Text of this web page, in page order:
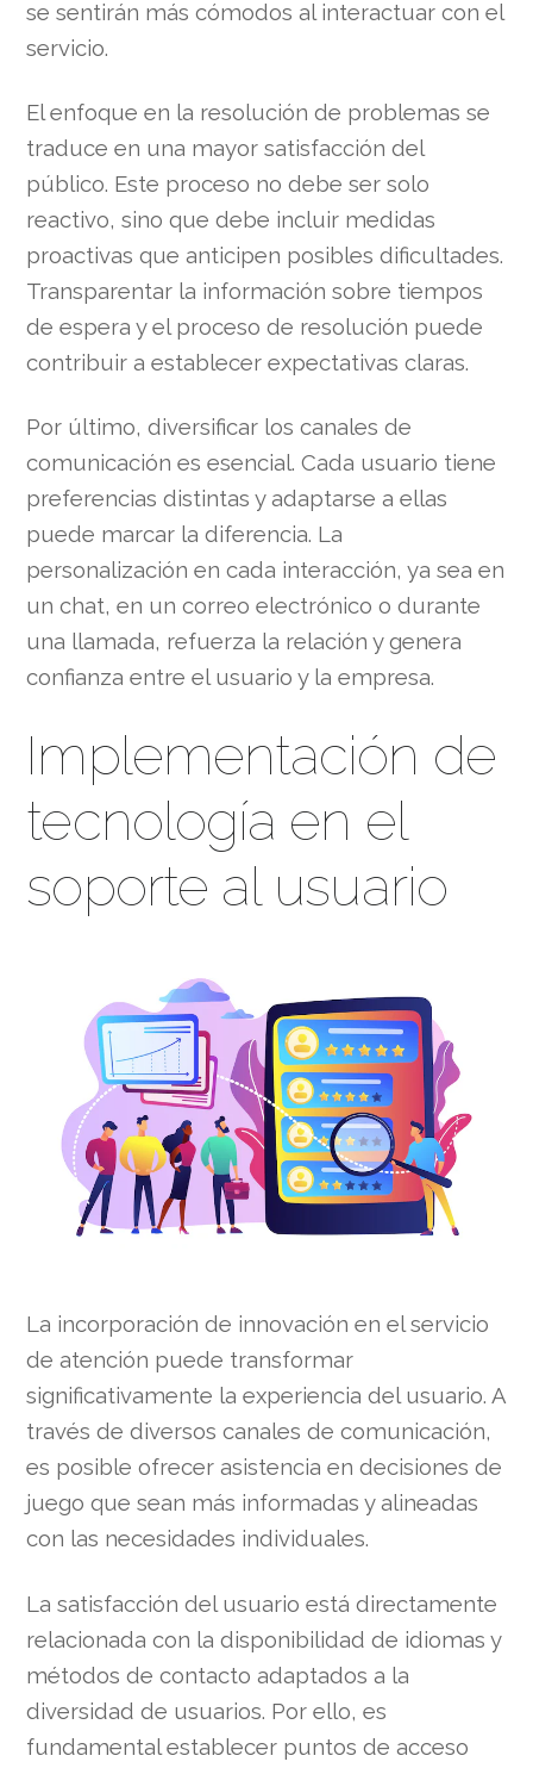
se sentirán más cómodos al interactuar con el
servicio.
El enfoque en la resolución de problemas se
traduce en una mayor satisfacción del
público. Este proceso no debe ser solo
reactivo, sino que debe incluir medidas
proactivas que anticipen posibles dificultades.
Transparentar la información sobre tiempos
de espera y el proceso de resolución puede
contribuir a establecer expectativas claras.
Por último, diversificar los canales de
comunicación es esencial. Cada usuario tiene
preferencias distintas y adaptarse a ellas
puede marcar la diferencia. La
personalización en cada interacción, ya sea en
un chat, en un correo electrónico o durante
una llamada, refuerza la relación y genera
confianza entre el usuario y la empresa.
Implementación de
tecnología en el
soporte al usuario
La incorporación de innovación en el servicio
de atención puede transformar
significativamente la experiencia del usuario. A
través de diversos canales de comunicación,
es posible ofrecer asistencia en decisiones de
juego que sean más informadas y alineadas
con las necesidades individuales.
La satisfacción del usuario está directamente
relacionada con la disponibilidad de idiomas y
métodos de contacto adaptados a la
diversidad de usuarios. Por ello, es
fundamental establecer puntos de acceso